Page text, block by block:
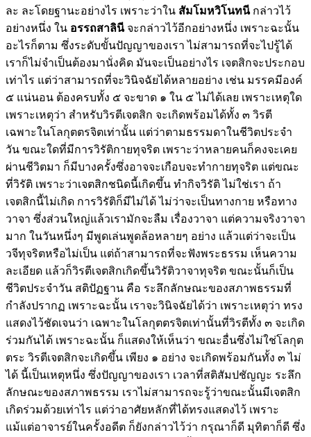
ละ ละโดยฐานะอย่างไร เพราะว่าใน สัมโมหวิโนทนีกล่าวไว้
อย่างหนึ่ง ใน อรรถสาลินีจะกล่าวไว้อีกอย่างหนึ่ง เพราะฉะนั้น
อะไรก็ตาม ซึ่งระดับขั้นปัญญาของเรา ไม่สามารถที่จะไปรู้ได้
เราก็ไม่จำเป็นต้องมานั่งคิด มันจะเป็นอย่างไร เจตสิกจะประกอบ
เท่าไร แต่ว่าสามารถที่จะวินิจฉัยได้หลายอย่าง เช่น มรรคมีองค์
๕ แน่นอน ต้องครบทั้ง ๕ จะขาด ๑ ใน ๕ ไม่ได้เลย เพราะเหตุใด
เพราะเหตุว่า สำหรับวิรตีเจตสิก จะเกิดพร้อมได้ทั้ง ๓ วิรตี
เฉพาะในโลกุตตรจิตเท่านั้น แต่ว่าตามธรรมดาในชีวิตประจำ
วัน ขณะใดที่มีการวิรัติกายทุจริต เพราะว่าหลายคนก็คงจะเคย
ผ่านชีวิตมา ก็มีบางครั้งซึ่งอาจจะเกือบจะทำกายทุจริต แต่ขณะ
ที่วิรัติ เพราะว่าเจตสิกชนิดนี้เกิดขึ้น ทำกิจวิรัติ ไม่ใช่เรา ถ้า
เจตสิกนี้ไม่เกิด การวิรัติก็มีไม่ได้ ไม่ว่าจะเป็นทางกาย หรือทาง
วาจา ซึ่งส่วนใหญ่แล้วเรามักจะลืม เรื่องวาจา แต่ความจริงวาจา
มาก ในวันหนึ่งๆ มีพูดเล่นพูดล้อหลายๆ อย่าง แล้วแต่ว่าจะเป็น
วจีทุจริตหรือไม่เป็น แต่ถ้าสามารถที่จะฟังพระธรรม เห็นความ
ละเอียด แล้วก็วิรตีเจตสิกเกิดขึ้นวิรัติวาจาทุจริต ขณะนั้นก็เป็น
ชีวิตประจำวัน สติปัฏฐาน คือ ระลึกลักษณะของสภาพธรรมที่
กำลังปรากฏ เพราะฉะนั้น เราจะวินิจฉัยได้ว่า เพราะเหตุว่า ทรง
แสดงไว้ชัดเจนว่า เฉพาะในโลกุตตรจิตเท่านั้นที่วิรตีทั้ง ๓ จะเกิด
ร่วมกันได้ เพราะฉะนั้น ก็แสดงให้เห็นว่า ขณะอื่นซึ่งไม่ใช่โลกุต
ตระ วิรตีเจตสิกจะเกิดขึ้น เพียง ๑ อย่าง จะเกิดพร้อมกันทั้ง ๓ ไม่
ได้ นี้เป็นเหตุหนึ่ง ซึ่งปัญญาของเรา เวลาที่สติสัมปชัญญะ ระลึก
ลักษณะของสภาพธรรม เราไม่สามารถจะรู้ว่าขณะนั้นมีเจตสิก
เกิดร่วมด้วยเท่าไร แต่ว่าอาศัยหลักที่ได้ทรงแสดงไว้ เพราะ
แม้แต่อาจารย์ในครั้งอดีต ก็ยังกล่าวไว้ว่า กรุณาก็ดี มุทิตาก็ดี ซึ่ง